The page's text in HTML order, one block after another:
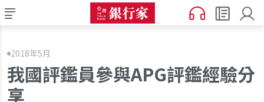
2018年5月
我國評鑑員參與APG評鑑經驗分
享